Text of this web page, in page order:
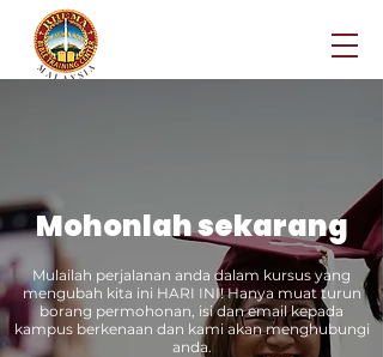
Mohonlah sekarang
Mulailah perjalanan anda dalam kursus yang
mengubah kita ini HARI INI! Hanya muat turun
borang permohonan, isi dan email kepada
kampus berkenaan dan kami akan menghubungi
anda.